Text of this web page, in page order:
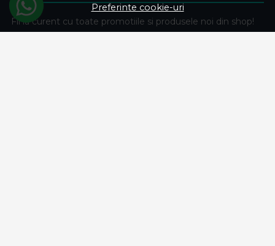
Preferinte cookie-uri
Fii la curent cu toate promotiile si produsele noi din shop!